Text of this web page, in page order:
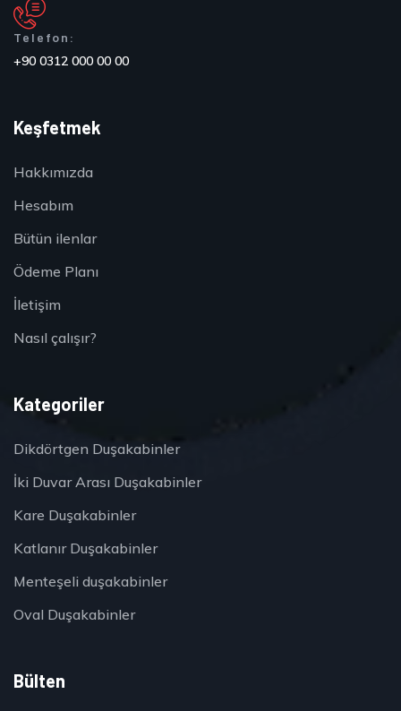
Telefon:
+90 0312 000 00 00
Keşfetmek
Hakkımızda
Hesabım
Bütün ilenlar
Ödeme Planı
İletişim
Nasıl çalışır?
Kategoriler
Dikdörtgen Duşakabinler
İki Duvar Arası Duşakabinler
Kare Duşakabinler
Katlanır Duşakabinler
Menteşeli duşakabinler
Oval Duşakabinler
Bülten